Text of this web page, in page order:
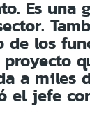
Es una
de los
a miles
el jefe